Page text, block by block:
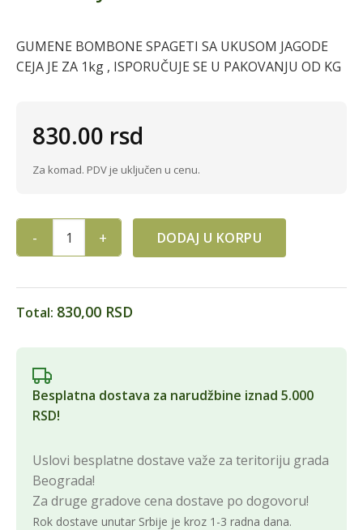
GUMENE BOMBONE SPAGETI SA UKUSOM JAGODE
CEJA JE ZA 1kg , ISPORUČUJE SE U PAKOVANJU OD KG
830.00 rsd
Za komad. PDV je uključen u cenu.
BEBETO GUMENE BOMBONE SPAGETI JAGODA 1KG quantity
DODAJ U KORPU
Total: 830,00 RSD
Besplatna dostava za narudžbine iznad 5.000
RSD!
Uslovi besplatne dostave važe za teritoriju grada
Beograda!
Za druge gradove cena dostave po dogovoru!
Rok dostave unutar Srbije je kroz 1-3 radna dana.